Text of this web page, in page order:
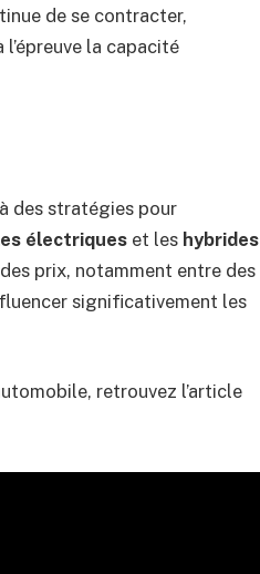
de se contracter,
la capacité
des stratégies pour
électriques et les hybrides
prix, notamment entre des
significativement les
retrouvez l’article